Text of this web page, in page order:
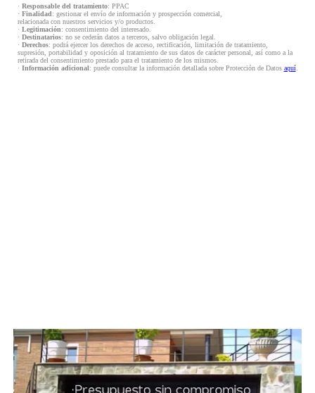
· Responsable del tratamiento: PPAC
· Finalidad: gestionar el envío de información y prospección comercial,
relacionada con nuestros servicios y/o productos.
· Legitimación: consentimiento del interesado.
· Destinatarios: no se cederán datos a terceros, salvo obligación legal.
· Derechos: podrá ejercer los derechos de acceso, rectificación, limitación de tratamiento,
supresión, portabilidad y oposición al tratamiento de sus datos de carácter personal, así como a la
retirada del consentimiento prestado para el tratamiento de los mismos.
· Información adicional: puede consultar la información detallada sobre Protección de Datos aquí.